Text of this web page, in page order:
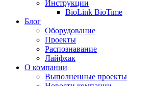
Инструкции
BioLink BioTime
Блог
Оборудование
Проекты
Распознавание
Лайфхак
О компании
Выполненные проекты